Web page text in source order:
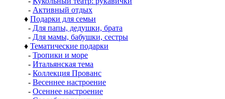
- Активный отдых
♦ Подарки для семьи
- Для папы, дедушки, брата
- Для мамы, бабушки, сестры
♦ Тематические подарки
- Тропики и море
- Итальянская тема
- Коллекция Прованс
- Весеннее настроение
- Осеннее настроение